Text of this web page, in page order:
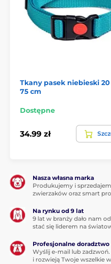
Tkany pasek niebieski
75 cm
Dostępne
34.99 zł
Nasza własna marka
Produkujemy i
zwierzaków oraz smart
Na rynku od 9 lat
9 lat w branży dało nam
stać się liderem na
Profesjonalne doradztwo
Wyślij e-mail lub
i rozwieją Twoje wszelkie